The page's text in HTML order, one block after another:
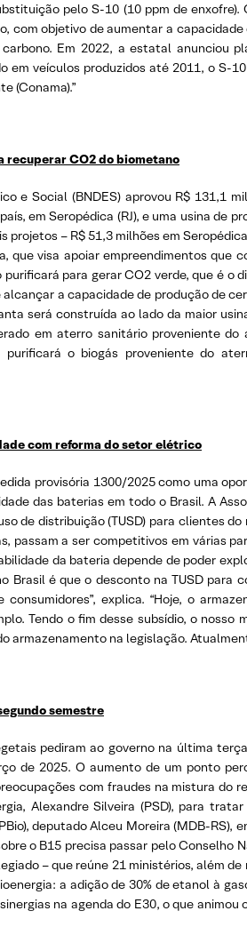
pelo S-10 (10 ppm de
com objetivo de aumentar a
Em 2022, a estatal anunciou
veículos produzidos até 2011, o S-
(Conama).”
recuperar CO2 do biometano
e Social (BNDES) aprovou R$
em Seropédica (RJ), e uma usina de
projetos – R$ 51,3 milhões em
que visa apoiar empreendimentos
para gerar CO2 verde, que é
a capacidade de produção de
será construída ao lado da maior
em aterro sanitário proveniente
o biogás proveniente do
com reforma do setor elétrico
provisória 1300/2025 como uma
das baterias em todo o Brasil. A
de distribuição (TUSD) para clientes
passam a ser competitivos em várias
da bateria depende de poder
Brasil é que o desconto na TUSD
explica. “Hoje, o
Tendo o fim desse subsídio, o
armazenamento na legislação.
semestre
pediram ao governo na última
de 2025. O aumento de um ponto
com fraudes na mistura do
Alexandre Silveira (PSD), para
deputado Alceu Moreira (MDB-
o B15 precisa passar pelo Conselho
– que reúne 21 ministérios, além
a adição de 30% de etanol à
na agenda do E30, o que